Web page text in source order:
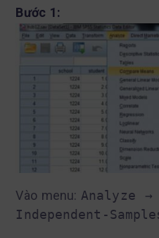
Bước 1:
Vào menu: Analyze →
Independent-